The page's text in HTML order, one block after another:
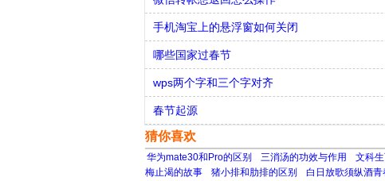
手机淘宝上的悬浮窗如何关闭
哪些国家过春节
wps两个字和三个字对齐
春节起源
猜你喜欢
华为mate30和Pro的区别 三消汤的功效与作用 文科
梅止渴的故事
猪小排和肋排的区别 白日放歌须纵酒